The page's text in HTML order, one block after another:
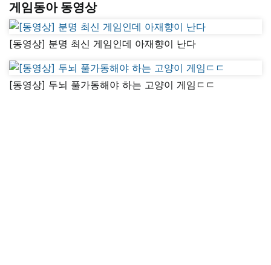
게임동아 동영상
[동영상] 분명 최신 게임인데 아재향이 난다
[동영상] 두뇌 풀가동해야 하는 고양이 게임ㄷㄷ